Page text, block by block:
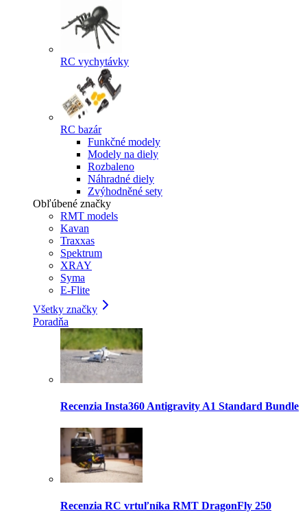
RC vychytávky
RC bazár
Funkčné modely
Modely na diely
Rozbaleno
Náhradné diely
Zvýhodněné sety
Obľúbené značky
RMT models
Kavan
Traxxas
Spektrum
XRAY
Syma
E-Flite
Všetky značky
Poradňa
Recenzia Insta360 Antigravity A1 Standard Bundle
Recenzia RC vrtuľníka RMT DragonFly 250